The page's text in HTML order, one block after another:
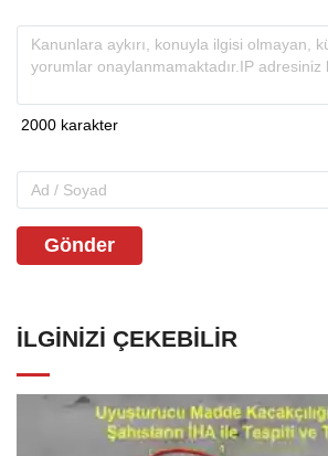
Gönder
İLGINIZI ÇEKEBILIR